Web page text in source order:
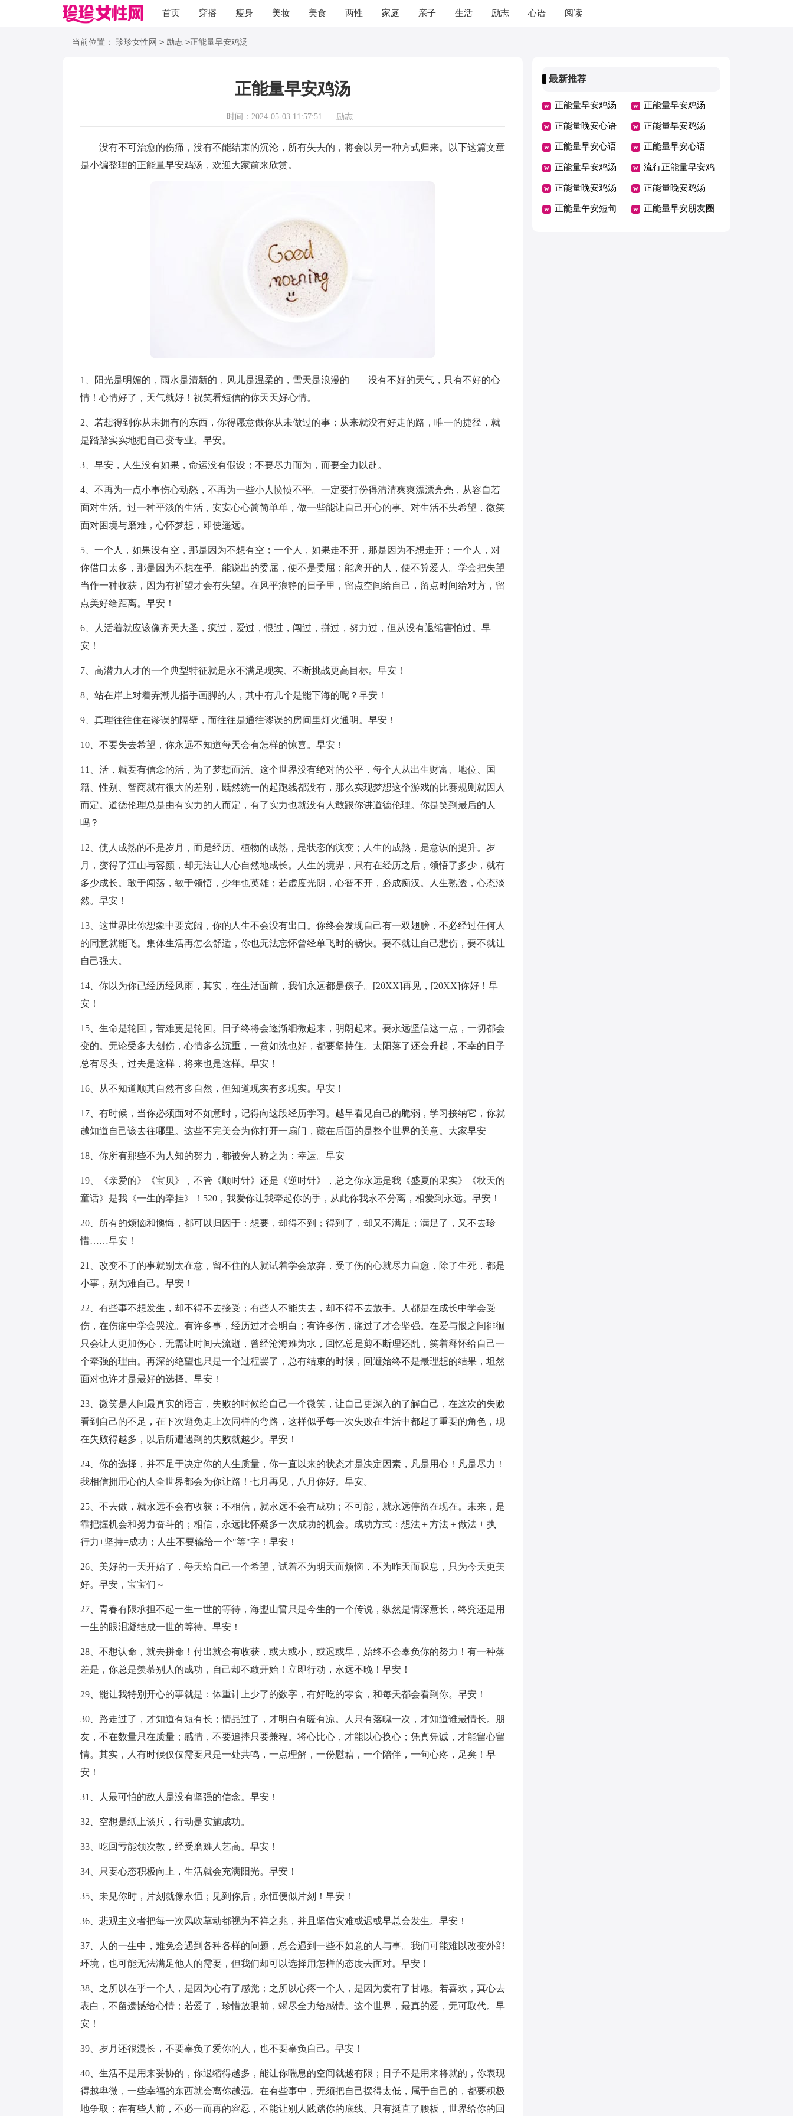
首页 穿搭 瘦身 美妆 美食 两性 家庭 亲子 生活 励志 心语 阅读
职场 语录
当前位置： 珍珍女性网 > 励志 >正能量早安鸡汤
正能量早安鸡汤
时间：2024-05-03 11:57:51 励志
没有不可治愈的伤痛，没有不能结束的沉沦，所有失去的，将会以另一种方式归来。以下这篇文章
是小编整理的正能量早安鸡汤，欢迎大家前来欣赏。
1、阳光是明媚的，雨水是清新的，风儿是温柔的，雪天是浪漫的——没有不好的天气，只有不好的心
情！心情好了，天气就好！祝笑看短信的你天天好心情。
2、若想得到你从未拥有的东西，你得愿意做你从未做过的事；从来就没有好走的路，唯一的捷径，就
是踏踏实实地把自己变专业。早安。
3、早安，人生没有如果，命运没有假设；不要尽力而为，而要全力以赴。
4、不再为一点小事伤心动怒，不再为一些小人愤愤不平。一定要打份得清清爽爽漂漂亮亮，从容自若
面对生活。过一种平淡的生活，安安心心简简单单，做一些能让自己开心的事。对生活不失希望，微笑
面对困境与磨难，心怀梦想，即使遥远。
5、一个人，如果没有空，那是因为不想有空；一个人，如果走不开，那是因为不想走开；一个人，对
你借口太多，那是因为不想在乎。能说出的委屈，便不是委屈；能离开的人，便不算爱人。学会把失望
当作一种收获，因为有祈望才会有失望。在风平浪静的日子里，留点空间给自己，留点时间给对方，留
点美好给距离。早安！
6、人活着就应该像齐天大圣，疯过，爱过，恨过，闯过，拼过，努力过，但从没有退缩害怕过。早
安！
7、高潜力人才的一个典型特征就是永不满足现实、不断挑战更高目标。早安！
8、站在岸上对着弄潮儿指手画脚的人，其中有几个是能下海的呢？早安！
9、真理往往住在谬误的隔壁，而往往是通往谬误的房间里灯火通明。早安！
10、不要失去希望，你永远不知道每天会有怎样的惊喜。早安！
11、活，就要有信念的活，为了梦想而活。这个世界没有绝对的公平，每个人从出生财富、地位、国
籍、性别、智商就有很大的差别，既然统一的起跑线都没有，那么实现梦想这个游戏的比赛规则就因人
而定。道德伦理总是由有实力的人而定，有了实力也就没有人敢跟你讲道德伦理。你是笑到最后的人
吗？
12、使人成熟的不是岁月，而是经历。植物的成熟，是状态的演变；人生的成熟，是意识的提升。岁
月，变得了江山与容颜，却无法让人心自然地成长。人生的境界，只有在经历之后，领悟了多少，就有
多少成长。敢于闯荡，敏于领悟，少年也英雄；若虚度光阴，心智不开，必成痴汉。人生熟透，心态淡
然。早安！
13、这世界比你想象中要宽阔，你的人生不会没有出口。你终会发现自己有一双翅膀，不必经过任何人
的同意就能飞。集体生活再怎么舒适，你也无法忘怀曾经单飞时的畅快。要不就让自己悲伤，要不就让
自己强大。
14、你以为你已经历经风雨，其实，在生活面前，我们永远都是孩子。[20XX]再见，[20XX]你好！早
安！
15、生命是轮回，苦难更是轮回。日子终将会逐渐细微起来，明朗起来。要永远坚信这一点，一切都会
变的。无论受多大创伤，心情多么沉重，一贫如洗也好，都要坚持住。太阳落了还会升起，不幸的日子
总有尽头，过去是这样，将来也是这样。早安！
16、从不知道顺其自然有多自然，但知道现实有多现实。早安！
17、有时候，当你必须面对不如意时，记得向这段经历学习。越早看见自己的脆弱，学习接纳它，你就
越知道自己该去往哪里。这些不完美会为你打开一扇门，藏在后面的是整个世界的美意。大家早安
18、你所有那些不为人知的努力，都被旁人称之为：幸运。早安
19、《亲爱的》《宝贝》，不管《顺时针》还是《逆时针》，总之你永远是我《盛夏的果实》《秋天的
童话》是我《一生的牵挂》！520，我爱你让我牵起你的手，从此你我永不分离，相爱到永远。早安！
20、所有的烦恼和懊悔，都可以归因于：想要，却得不到；得到了，却又不满足；满足了，又不去珍
惜……早安！
21、改变不了的事就别太在意，留不住的人就试着学会放弃，受了伤的心就尽力自愈，除了生死，都是
小事，别为难自己。早安！
22、有些事不想发生，却不得不去接受；有些人不能失去，却不得不去放手。人都是在成长中学会受
伤，在伤痛中学会哭泣。有许多事，经历过才会明白；有许多伤，痛过了才会坚强。在爱与恨之间徘徊
只会让人更加伤心，无需让时间去流逝，曾经沧海难为水，回忆总是剪不断理还乱，笑着释怀给自己一
个牵强的理由。再深的绝望也只是一个过程罢了，总有结束的时候，回避始终不是最理想的结果，坦然
面对也许才是最好的选择。早安！
23、微笑是人间最真实的语言，失败的时候给自己一个微笑，让自己更深入的了解自己，在这次的失败
看到自己的不足，在下次避免走上次同样的弯路，这样似乎每一次失败在生活中都起了重要的角色，现
在失败得越多，以后所遭遇到的失败就越少。早安！
24、你的选择，并不足于决定你的人生质量，你一直以来的状态才是决定因素，凡是用心！凡是尽力！
我相信拥用心的人全世界都会为你让路！七月再见，八月你好。早安。
25、不去做，就永远不会有收获；不相信，就永远不会有成功；不可能，就永远停留在现在。未来，是
靠把握机会和努力奋斗的；相信，永远比怀疑多一次成功的机会。成功方式：想法＋方法＋做法 + 执
行力+坚持=成功；人生不要输给一个"等"字！早安！
26、美好的一天开始了，每天给自己一个希望，试着不为明天而烦恼，不为昨天而叹息，只为今天更美
好。早安，宝宝们～
27、青春有限承担不起一生一世的等待，海盟山誓只是今生的一个传说，纵然是情深意长，终究还是用
一生的眼泪凝结成一世的等待。早安！
28、不想认命，就去拼命！付出就会有收获，或大或小，或迟或早，始终不会辜负你的努力！有一种落
差是，你总是羡慕别人的成功，自己却不敢开始！立即行动，永远不晚！早安！
29、能让我特别开心的事就是：体重计上少了的数字，有好吃的零食，和每天都会看到你。早安！
30、路走过了，才知道有短有长；情品过了，才明白有暖有凉。人只有落魄一次，才知道谁最情长。朋
友，不在数量只在质量；感情，不要追捧只要兼程。将心比心，才能以心换心；凭真凭诚，才能留心留
情。其实，人有时候仅仅需要只是一处共鸣，一点理解，一份慰藉，一个陪伴，一句心疼，足矣！早
安！
31、人最可怕的敌人是没有坚强的信念。早安！
32、空想是纸上谈兵，行动是实施成功。
33、吃回亏能领次教，经受磨难人艺高。早安！
34、只要心态积极向上，生活就会充满阳光。早安！
35、未见你时，片刻就像永恒；见到你后，永恒便似片刻！早安！
36、悲观主义者把每一次风吹草动都视为不祥之兆，并且坚信灾难或迟或早总会发生。早安！
37、人的一生中，难免会遇到各种各样的问题，总会遇到一些不如意的人与事。我们可能难以改变外部
环境，也可能无法满足他人的需要，但我们却可以选择用怎样的态度去面对。早安！
38、之所以在乎一个人，是因为心有了感觉；之所以心疼一个人，是因为爱有了甘愿。若喜欢，真心去
表白，不留遗憾给心情；若爱了，珍惜放眼前，竭尽全力给感情。这个世界，最真的爱，无可取代。早
安！
39、岁月还很漫长，不要辜负了爱你的人，也不要辜负自己。早安！
40、生活不是用来妥协的，你退缩得越多，能让你喘息的空间就越有限；日子不是用来将就的，你表现
得越卑微，一些幸福的东西就会离你越远。在有些事中，无须把自己摆得太低，属于自己的，都要积极
地争取；在有些人前，不必一而再的容忍，不能让别人践踏你的底线。只有挺直了腰板，世界给你的回
最新推荐
正能量早安鸡汤 正能量早安鸡汤
正能量晚安心语 正能量早安鸡汤
正能量早安心语 正能量早安心语
正能量早安鸡汤 流行正能量早安鸡
汤
正能量晚安鸡汤 正能量晚安鸡汤
正能量午安短句 正能量早安朋友圈